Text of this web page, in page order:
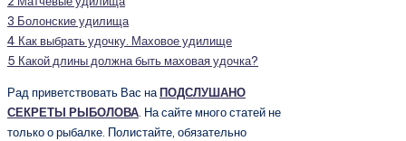
3 Болонские удилища
4 Как выбрать удочку. Маховое удилище
5 Какой длины должна быть маховая удочка?
Рад приветствовать Вас наПОДСЛУШАНО
СЕКРЕТЫ РЫБОЛОВА . На сайте много статей не
только о рыбалке. Полистайте, обязательно